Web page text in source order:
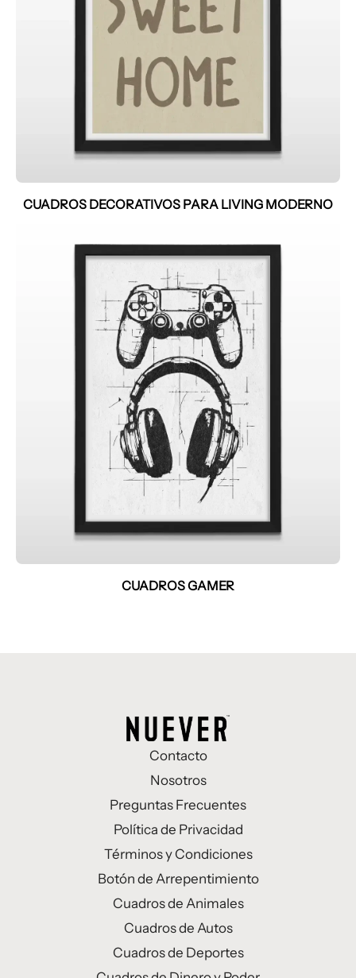
CUADROS DECORATIVOS PARA LIVING MODERNO
CUADROS GAMER
Contacto
Nosotros
Preguntas Frecuentes
Política de Privacidad
Términos y Condiciones
Botón de Arrepentimiento
Cuadros de Animales
Cuadros de Autos
Cuadros de Deportes